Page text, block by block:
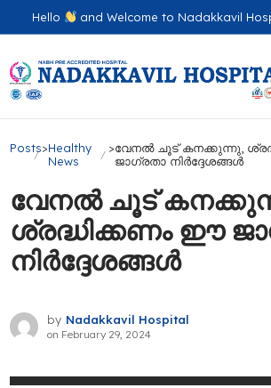
Hello and Welcome to Nadakkavil
Posts>Healthy
News
>വേനൽ ചൂട് കനക്കുന്നു,
ജാഗ്രതാ നിർദ്ദേശങ്ങൾ
വേനൽ ചൂട്
ശ്രദ്ധിക്കണം ഈ
നിർദ്ദേശങ്ങൾ
by Nadakkavil Hospital
on February 29, 2024